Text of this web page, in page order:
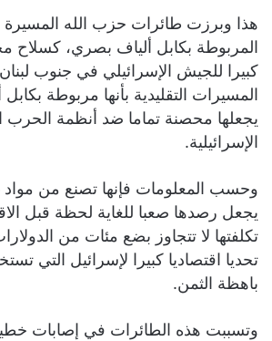
المربوطة بكابل ألياف بصري، كسلاح
كبيرا للجيش الإسرائيلي في جنوب
المسيرات التقليدية بأنها مربوطة
يجعلها محصنة تماما ضد أنظمة الحرب
الإسرائيلية.
وحسب المعلومات فإنها تصنع من مواد
يجعل رصدها صعبا للغاية لحظة قبل
تكلفتها لا تتجاوز بضع مئات من
تحديا اقتصاديا كبيرا لإسرائيل التي
باهظة الثمن.
وتسببت هذه الطائرات في إصابات